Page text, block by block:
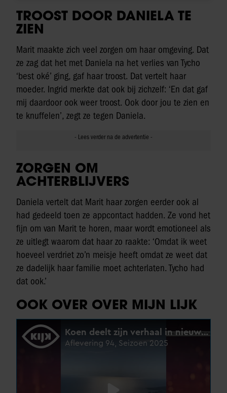
TROOST DOOR DANIELA TE
ZIEN
Marit maakte zich veel zorgen om haar omgeving. Dat
ze zag dat het met Daniela na het verlies van Tycho
‘best oké’ ging, gaf haar troost. Dat vertelt haar
moeder. Ingrid merkte dat ook bij zichzelf: ‘En dat gaf
mij daardoor ook weer troost. Ook door jou te zien en
te knuffelen’, zegt ze tegen Daniela.
ZORGEN OM
ACHTERBLIJVERS
Daniela vertelt dat Marit haar zorgen eerder ook al
had gedeeld toen ze appcontact hadden. Ze vond het
fijn om van Marit te horen, maar wordt emotioneel als
ze uitlegt waarom dat haar zo raakte: ‘Omdat ik weet
hoeveel verdriet zo’n meisje heeft omdat ze weet dat
ze dadelijk haar familie moet achterlaten. Tycho had
dat ook.’
OOK OVER OVER MIJN LIJK